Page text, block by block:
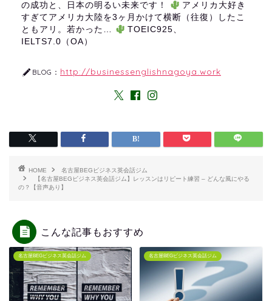
の成功と、日本の明るい未来です！
アメリカ大好き
すぎてアメリカ大陸を3ヶ月かけて横断（往復）したこ
ともアリ。若かった…
TOEIC925、
IELTS7.0（OA）
BLOG： http://businessenglishnagoya.work
HOME
名古屋BEGビジネス英会話ジム
【名古屋BEGビジネス英会話ジム】レッスンはリピート練習 – どんな風にやる
の？【音声あり】
こんな記事もおすすめ
名古屋BEGビジネス英会話ジム 名古屋BEGビジネス英会話ジム